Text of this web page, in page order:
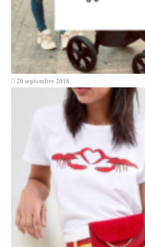
20 septembre 2018